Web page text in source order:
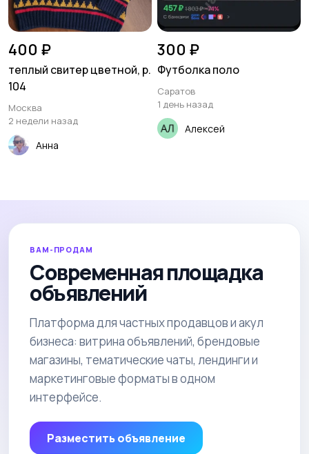
400 ₽
теплый свитер цветной, р.
104
Москва
2 недели назад
Анна
300 ₽
Футболка поло
Саратов
1 день назад
Алексей
ВАМ-ПРОДАМ
Современная площадка
объявлений
Платформа для частных продавцов и акул
бизнеса: витрина объявлений, брендовые
магазины, тематические чаты, лендинги и
маркетинговые форматы в одном
интерфейсе.
Разместить объявление